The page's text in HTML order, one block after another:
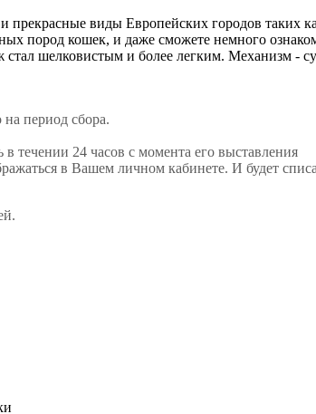
прекрасные виды Европейских городов
пород кошек, и даже сможете немного
шелковистым и более легким. Механизм -
период сбора.
в течении 24 часов с момента его выставления
в Вашем личном кабинете. И будет